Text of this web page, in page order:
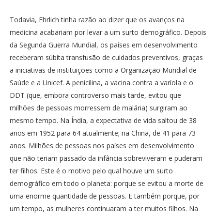
Todavia, Ehrlich tinha razão ao dizer que os avanços na
medicina acabariam por levar a um surto demográfico. Depois
da Segunda Guerra Mundial, os países em desenvolvimento
receberam súbita transfusão de cuidados preventivos, graças
a iniciativas de instituições como a Organização Mundial de
Saúde e a Unicef. A penicilina, a vacina contra a varíola e o
DDT (que, embora controverso mais tarde, evitou que
milhões de pessoas morressem de malária) surgiram ao
mesmo tempo. Na Índia, a expectativa de vida saltou de 38
anos em 1952 para 64 atualmente; na China, de 41 para 73
anos. Milhões de pessoas nos países em desenvolvimento
que não teriam passado da infância sobreviveram e puderam
ter filhos. Este é o motivo pelo qual houve um surto
demográfico em todo o planeta: porque se evitou a morte de
uma enorme quantidade de pessoas. E também porque, por
um tempo, as mulheres continuaram a ter muitos filhos. Na